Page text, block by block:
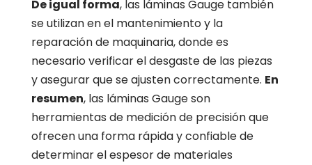
De igual forma, las láminas Gauge también
se utilizan en el mantenimiento y la
reparación de maquinaria, donde es
necesario verificar el desgaste de las piezas
y asegurar que se ajusten correctamente. En
resumen, las láminas Gauge son
herramientas de medición de precisión que
ofrecen una forma rápida y confiable de
determinar el espesor de materiales